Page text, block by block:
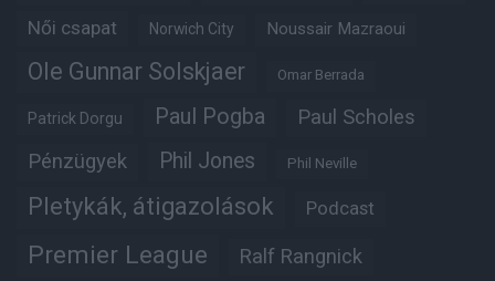
Női csapat Norwich City Noussair Mazraoui
Ole Gunnar Solskjaer Omar Berrada
Patrick Dorgu Paul Pogba Paul Scholes
Pénzügyek Phil Jones Phil Neville
Pletykák, átigazolások Podcast
Premier League Ralf Rangnick